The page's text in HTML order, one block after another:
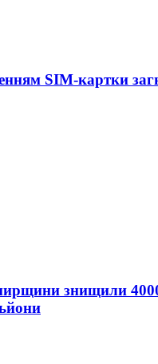
SIM-картки
знищили 4000